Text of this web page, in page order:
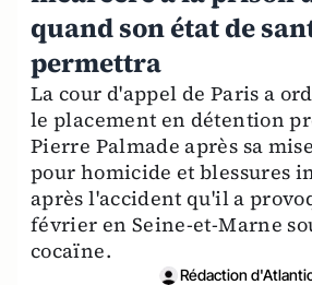
quand son état de
permettra
La cour d'appel de Paris a
le placement en détention
Pierre Palmade après sa
pour homicide et blessures
après l'accident qu'il a
février en Seine-et-Marne
cocaïne.
Rédaction